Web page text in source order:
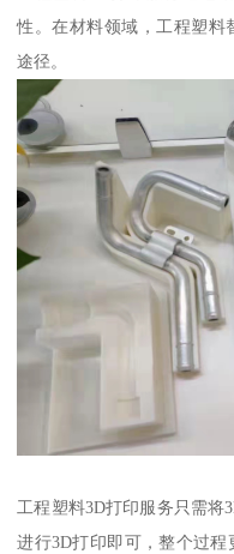
性。在材料领域，工程塑料
途径。
工程塑料3D打印服务只需将
进行3D打印即可，整个过